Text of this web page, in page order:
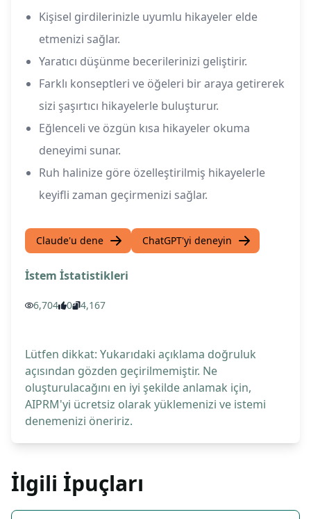
Kişisel girdilerinizle uyumlu hikayeler elde
etmenizi sağlar.
Yaratıcı düşünme becerilerinizi geliştirir.
Farklı konseptleri ve öğeleri bir araya getirerek
sizi şaşırtıcı hikayelerle buluşturur.
Eğlenceli ve özgün kısa hikayeler okuma
deneyimi sunar.
Ruh halinize göre özelleştirilmiş hikayelerle
keyifli zaman geçirmenizi sağlar.
Claude'u dene ChatGPT'yi deneyin
İstem İstatistikleri
6,704 0 4,167
Lütfen dikkat: Yukarıdaki açıklama doğruluk
açısından gözden geçirilmemiştir. Ne
oluşturulacağını en iyi şekilde anlamak için,
AIPRM'yi ücretsiz olarak yüklemenizi ve istemi
denemenizi öneririz.
İlgili İpuçları